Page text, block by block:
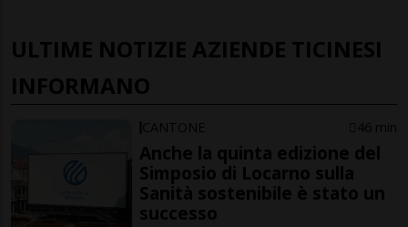
ULTIME NOTIZIE AZIENDE TICINESI
INFORMANO
CANTONE 46 min
Anche la quinta edizione del
Simposio di Locarno sulla
Sanità sostenibile è stato un
successo